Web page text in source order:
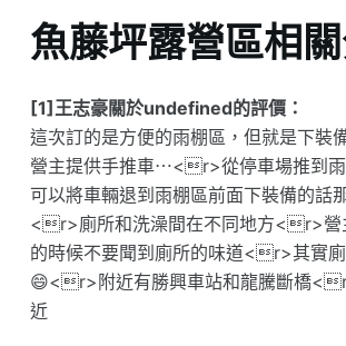
魚藤坪露營區相
[1]王志豪關於undefined的評價：
這次訂的是方便的雨棚區，但就是下裝
營主提供手推車⋯<r>從停車場推到
可以將車輛退到雨棚區前面下裝備的話
<r>廁所和洗澡間在不同地方<r>營
的時候不要聞到廁所的味道<r>其實
😄<r>附近有勝興車站和龍騰斷橋
近